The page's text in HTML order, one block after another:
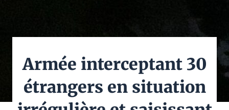
Armée interceptant 30
étrangers en situation